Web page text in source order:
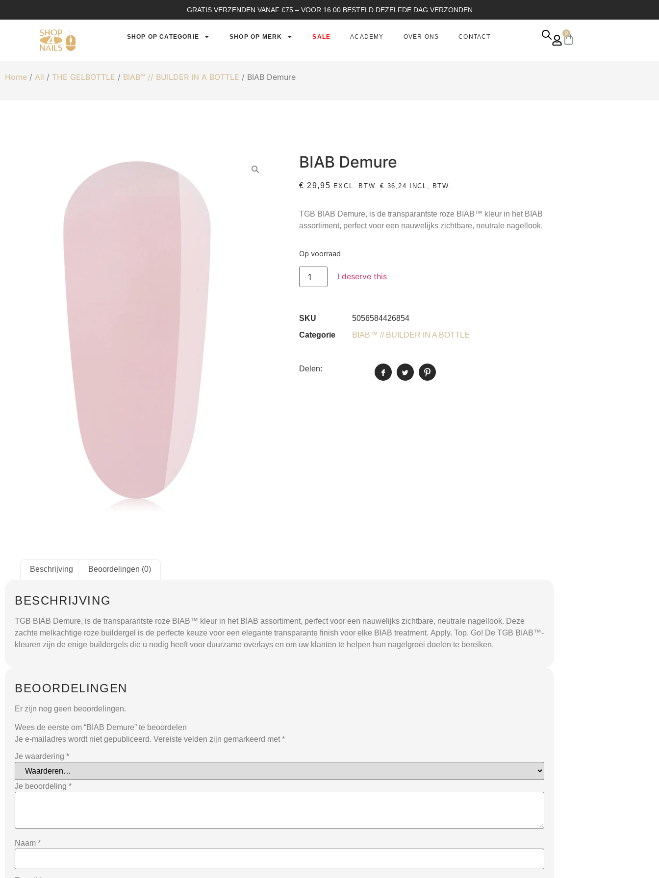
GRATIS VERZENDEN VANAF €75 – VOOR 16:00 BESTELD DEZELFDE DAG VERZONDEN
SHOP OP CATEGORIE SHOP OP MERK SALE ACADEMY OVER ONS CONTACT
0
Home / All / THE GELBOTTLE / BIAB™ // BUILDER IN A BOTTLE / BIAB Demure
BIAB Demure
€ 29,95 EXCL. BTW.€ 36,24 INCL, BTW.
TGB BIAB Demure, is de transparantste roze BIAB™ kleur in het BIAB
assortiment, perfect voor een nauwelijks zichtbare, neutrale nagellook.
Op voorraad
I deserve this
SKU
5056584426854
Categorie
BIAB™ // BUILDER IN A BOTTLE
Delen:
Beschrijving Beoordelingen (0)
BESCHRIJVING
TGB BIAB Demure, is de transparantste roze BIAB™ kleur in het BIAB assortiment, perfect voor een nauwelijks zichtbare, neutrale nagellook. Deze
zachte melkachtige roze buildergel is de perfecte keuze voor een elegante transparante finish voor elke BIAB treatment. Apply. Top. Go! De TGB BIAB™-
kleuren zijn de enige buildergels die u nodig heeft voor duurzame overlays en om uw klanten te helpen hun nagelgroei doelen te bereiken.
BEOORDELINGEN
Er zijn nog geen beoordelingen.
Wees de eerste om “BIAB Demure” te beoordelen
Je e-mailadres wordt niet gepubliceerd. Vereiste velden zijn gemarkeerd met *
Je waardering *
Je beoordeling *
Naam *